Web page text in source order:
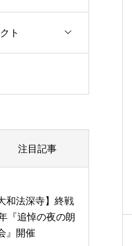
ト
注目記事
和法深寺】終戦
『追悼の夜の朗
』開催